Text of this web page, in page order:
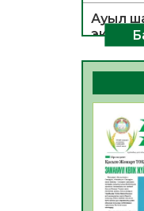
Ауыл
тірегі
ЕЛ